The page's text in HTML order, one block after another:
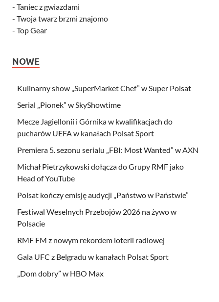
- Taniec z gwiazdami
- Twoja twarz brzmi znajomo
- Top Gear
NOWE
Kulinarny show „SuperMarket Chef” w Super Polsat
Serial „Pionek” w SkyShowtime
Mecze Jagiellonii i Górnika w kwalifikacjach do
pucharów UEFA w kanałach Polsat Sport
Premiera 5. sezonu serialu „FBI: Most Wanted” w AXN
Michał Pietrzykowski dołącza do Grupy RMF jako
Head of YouTube
Polsat kończy emisję audycji „Państwo w Państwie”
Festiwal Weselnych Przebojów 2026 na żywo w
Polsacie
RMF FM z nowym rekordem loterii radiowej
Gala UFC z Belgradu w kanałach Polsat Sport
„Dom dobry” w HBO Max